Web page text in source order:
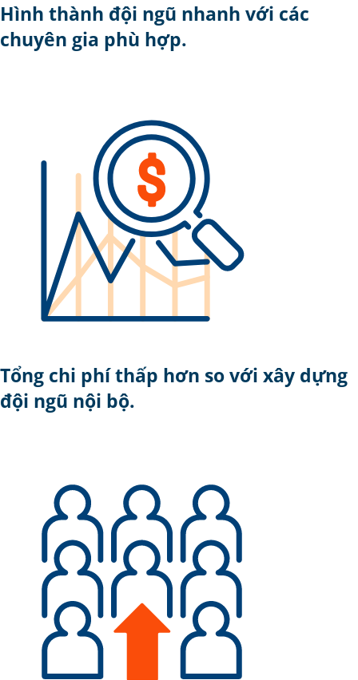
Hình thành đội ngũ nhanh với các
chuyên gia phù hợp.
Tổng chi phí thấp hơn so với xây dựng
đội ngũ nội bộ.